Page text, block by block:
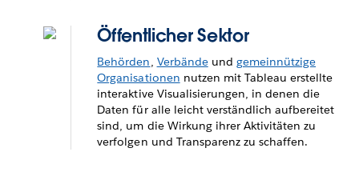
Öffentlicher Sektor
Behörden, Verbändeund gemeinnützige
Organisationen nutzen mit Tableau erstellte
interaktive Visualisierungen, in denen die
Daten für alle leicht verständlich aufbereitet
sind, um die Wirkung ihrer Aktivitäten zu
verfolgen und Transparenz zu schaffen.